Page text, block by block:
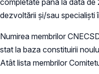
completate până la data de
dezvoltării şi/sau specialişti
Numirea membrilor
stat la baza constituirii
Atât lista membrilor